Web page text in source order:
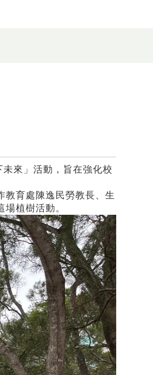
來」活動，旨在強化校
教育處陳逸民勞教長、生
植樹活動。